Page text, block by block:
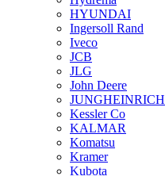
HYUNDAI
Ingersoll Rand
Iveco
JCB
JLG
John Deere
JUNGHEINRICH
Kessler Co
KALMAR
Komatsu
Kramer
Kubota